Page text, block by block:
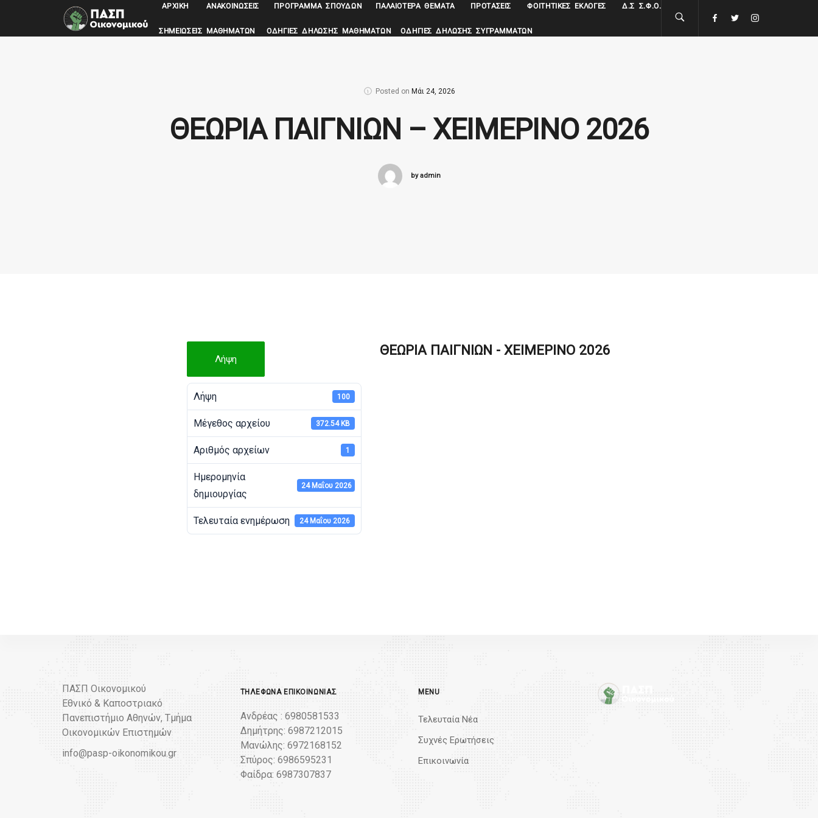
ΑΡΧΙΚΉ ΑΝΑΚΟΙΝΏΣΕΙΣ ΠΡΌΓΡΑΜΜΑ ΣΠΟΥΔΏΝ ΠΑΛΑΙΌΤΕΡΑ ΘΈΜΑΤΑ ΠΡΟΤΆΣΕΙΣ ΦΟΙΤΗΤΙΚΈΣ ΕΚΛΟΓΈΣ Δ.Σ Σ.Φ.Ο.
ΣΗΜΕΙΏΣΕΙΣ ΜΑΘΗΜΆΤΩΝ ΟΔΗΓΊΕΣ ΔΉΛΩΣΗΣ ΜΑΘΗΜΆΤΩΝ ΟΔΗΓΊΕΣ ΔΉΛΩΣΗΣ ΣΥΓΡΑΜΜΆΤΩΝ
Posted on Μάι 24, 2026
ΘΕΩΡΙΑ ΠΑΙΓΝΙΩΝ – ΧΕΙΜΕΡΙΝΟ 2026
by admin
Λήψη
Λήψη 100
Μέγεθος αρχείου 372.54 KB
Αριθμός αρχείων 1
Ημερομηνία
δημιουργίας
24 Μαΐου 2026
Τελευταία ενημέρωση 24 Μαΐου 2026
ΘΕΩΡΙΑ ΠΑΙΓΝΙΩΝ - ΧΕΙΜΕΡΙΝΟ 2026
ΠΑΣΠ Οικονομικού
Εθνικό & Καποστριακό
Πανεπιστήμιο Αθηνών, Τμήμα
Οικονομικών Επιστημών
info@pasp-oikonomikou.gr
ΤΗΛΈΦΩΝΑ ΕΠΙΚΟΙΝΩΝΊΑΣ
Ανδρέας : 6980581533
Δημήτρης: 6987212015
Μανώλης: 6972168152
Σπύρος: 6986595231
Φαίδρα: 6987307837
MENU
Τελευταία Νέα
Συχνές Ερωτήσεις
Επικοινωνία